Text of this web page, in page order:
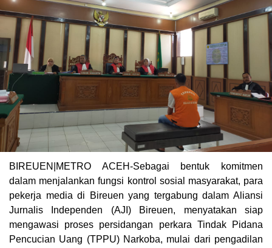
BIREUEN|METRO ACEH-Sebagai bentuk komitmen
dalam menjalankan fungsi kontrol sosial masyarakat, para
pekerja media di Bireuen yang tergabung dalam Aliansi
Jurnalis Independen (AJI) Bireuen, menyatakan siap
mengawasi proses persidangan perkara Tindak Pidana
Pencucian Uang (TPPU) Narkoba, mulai dari pengadilan